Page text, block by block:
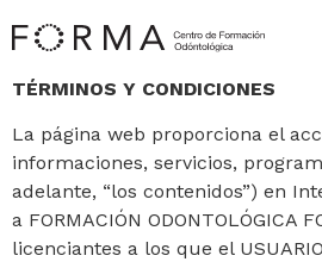
TÉRMINOS Y CONDICIONES
La página web proporciona el
informaciones, servicios,
adelante, “los contenidos”) en
a FORMACIÓN ODONTOLÓGICA
licenciantes a los que el